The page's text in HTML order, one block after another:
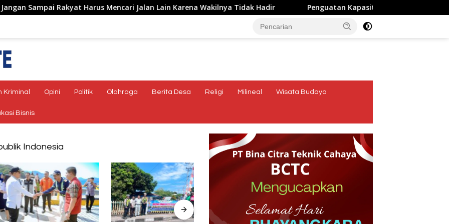
Rakyat Harus Mencari Jalan Lain Karena Wakilnya Tidak Hadir Penguatan Kapasitas Karang Taruna, Dosen
Kriminal Opini Politik Olahraga Berita Desa Religi Milineal Wisata Budaya
Bisnis
Indonesia